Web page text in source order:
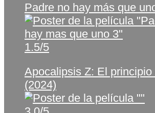
Padre no hay más que
1.5/5
Apocalipsis Z: El principio
(2024)